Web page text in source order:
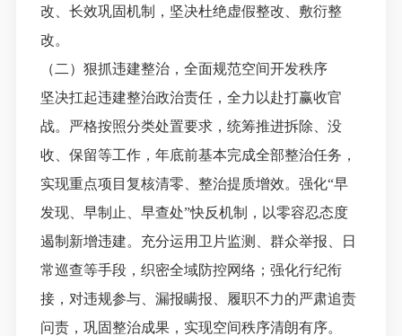
改、长效巩固机制，坚决杜绝虚假整改、敷衍整
改。
（二）狠抓违建整治，全面规范空间开发秩序
坚决扛起违建整治政治责任，全力以赴打赢收官
战。严格按照分类处置要求，统筹推进拆除、没
收、保留等工作，年底前基本完成全部整治任务，
实现重点项目复核清零、整治提质增效。强化“早
发现、早制止、早查处”快反机制，以零容忍态度
遏制新增违建。充分运用卫片监测、群众举报、日
常巡查等手段，织密全域防控网络；强化行纪衔
接，对违规参与、漏报瞒报、履职不力的严肃追责
问责，巩固整治成果，实现空间秩序清朗有序。